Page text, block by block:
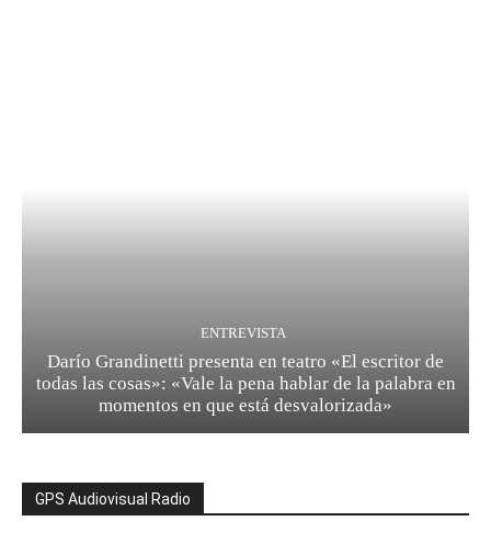
ENTREVISTA
Darío Grandinetti presenta en teatro «El escritor de
todas las cosas»: «Vale la pena hablar de la palabra en
momentos en que está desvalorizada»
GPS Audiovisual Radio